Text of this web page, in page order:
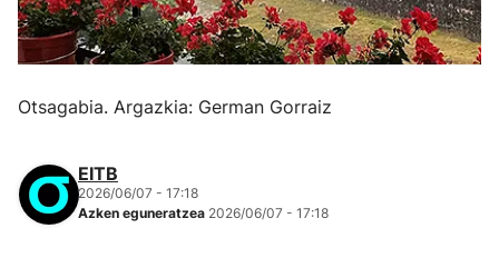
Otsagabia. Argazkia: German Gorraiz
EITB
2026/06/07 - 17:18
Azken eguneratzea 2026/06/07 - 17:18